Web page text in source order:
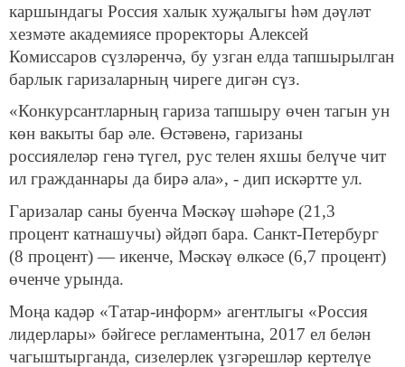
каршындагы Россия халык хуҗалыгы һәм дәүләт
хезмәте академиясе проректоры Алексей
Комиссаров сүзләренчә, бу узган елда тапшырылган
барлык гаризаларның чиреге дигән сүз.
«Конкурсантларның гариза тапшыру өчен тагын ун
көн вакыты бар әле. Өстәвенә, гаризаны
россиялеләр генә түгел, рус телен яхшы белүче чит
ил гражданнары да бирә ала», - дип искәртте ул.
Гаризалар саны буенча Мәскәү шәһәре (21,3
процент катнашучы) әйдәп бара. Санкт-Петербург
(8 процент) — икенче, Мәскәү өлкәсе (6,7 процент)
өченче урында.
Моңа кадәр «Татар-информ» агентлыгы «Россия
лидерлары» бәйгесе регламентына, 2017 ел белән
чагыштырганда, сизелерлек үзгәрешләр кертелүе